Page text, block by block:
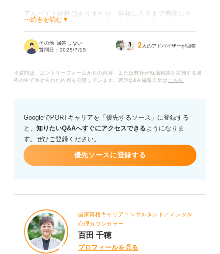
アルバイト経験はありますが、学校に入るまで看護にか
かわった経験はなく、何をアピールすれば良いのか全く
自己PRに書いているみたいですが、私は特にありませ
実習で求められる自己PRとは、具体的にどのような内容
⋯続きを読む▼
その他 回答しない
質問日： 2025/7/15 2 人のアドバイザーが回答
※質問は、エントリーフォームからの内容、または弊社が就活相談を実施する過
程の中で寄せられた内容を公開しています。就活Q&A 編集方針は こちら
GoogleでPORTキャリアを「優先するソース」に登録する
と、 知りたいQ&Aへすぐにアクセスできるようになりま
す。ぜひご登録ください。
優先ソースに登録する
国家資格キャリアコンサルタント／メンタル
心理カウンセラー
百田 千穂
プロフィールを見る